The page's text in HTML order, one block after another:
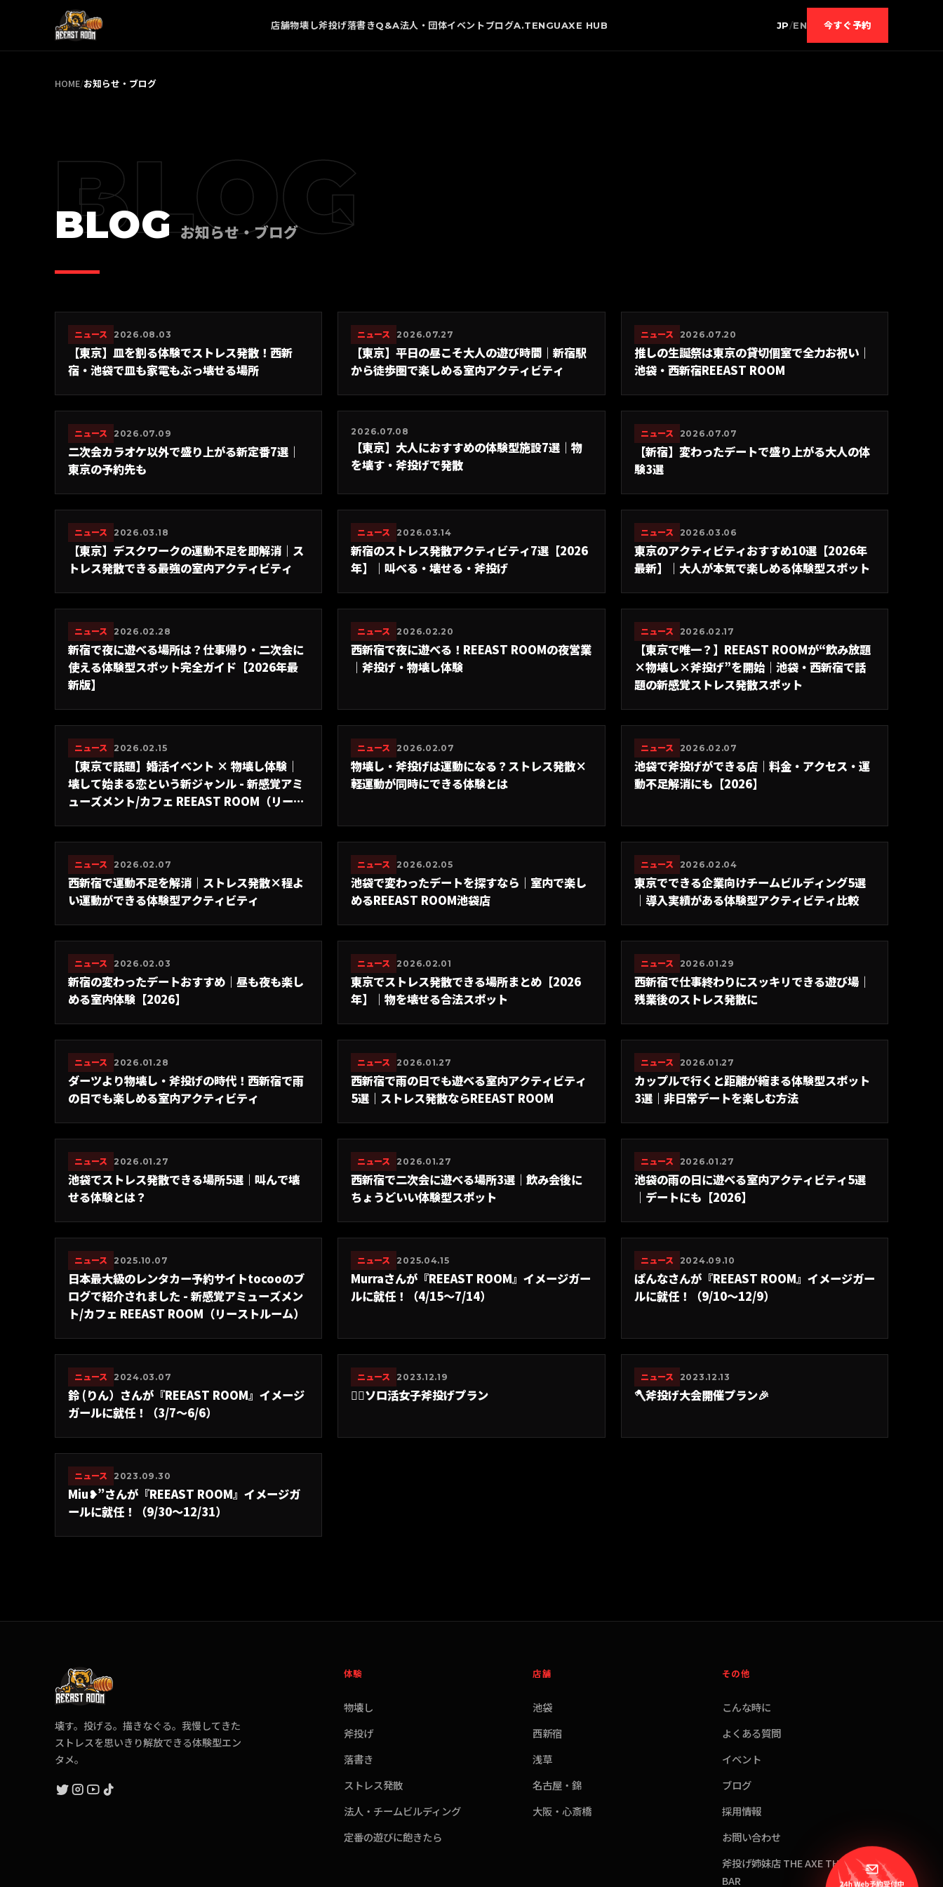
店舗物壊し斧投げ落書きQ&A法人・団体イベントブログA.TENGUAXE HUB JP/EN 今すぐ予約
HOME/お知らせ・ブログ
BLOG
BLOG お知らせ・ブログ
ニュース 2026.08.03
【東京】皿を割る体験でストレス発散！西新
宿・池袋で皿も家電もぶっ壊せる場所
ニュース 2026.07.27
【東京】平日の昼こそ大人の遊び時間｜新宿駅
から徒歩圏で楽しめる室内アクティビティ
ニュース 2026.07.20
推しの生誕祭は東京の貸切個室で全力お祝い｜
池袋・西新宿REEAST ROOM
ニュース 2026.07.09
二次会カラオケ以外で盛り上がる新定番7選｜
東京の予約先も
2026.07.08
【東京】大人におすすめの体験型施設7選｜物
を壊す・斧投げで発散
ニュース 2026.07.07
【新宿】変わったデートで盛り上がる大人の体
験3選
ニュース 2026.03.18
【東京】デスクワークの運動不足を即解消｜ス
トレス発散できる最強の室内アクティビティ
ニュース 2026.03.14
新宿のストレス発散アクティビティ7選【2026
年】｜叫べる・壊せる・斧投げ
ニュース 2026.03.06
東京のアクティビティおすすめ10選【2026年
最新】｜大人が本気で楽しめる体験型スポット
ニュース 2026.02.28
新宿で夜に遊べる場所は？仕事帰り・二次会に
使える体験型スポット完全ガイド【2026年最
新版】
ニュース 2026.02.20
西新宿で夜に遊べる！REEAST ROOMの夜営業
｜斧投げ・物壊し体験
ニュース 2026.02.17
【東京で唯一？】REEAST ROOMが“飲み放題
×物壊し×斧投げ”を開始｜池袋・西新宿で話
題の新感覚ストレス発散スポット
ニュース 2026.02.15
【東京で話題】婚活イベント × 物壊し体験｜
壊して始まる恋という新ジャンル - 新感覚アミ
ューズメント/カフェ REEAST ROOM（リース
ニュース 2026.02.07
物壊し・斧投げは運動になる？ストレス発散×
軽運動が同時にできる体験とは
ニュース 2026.02.07
池袋で斧投げができる店｜料金・アクセス・運
動不足解消にも【2026】
ニュース 2026.02.07
西新宿で運動不足を解消｜ストレス発散×程よ
い運動ができる体験型アクティビティ
ニュース 2026.02.05
池袋で変わったデートを探すなら｜室内で楽し
めるREEAST ROOM池袋店
ニュース 2026.02.04
東京でできる企業向けチームビルディング5選
｜導入実績がある体験型アクティビティ比較
ニュース 2026.02.03
新宿の変わったデートおすすめ｜昼も夜も楽し
める室内体験【2026】
ニュース 2026.02.01
東京でストレス発散できる場所まとめ【2026
年】｜物を壊せる合法スポット
ニュース 2026.01.29
西新宿で仕事終わりにスッキリできる遊び場｜
残業後のストレス発散に
ニュース 2026.01.28
ダーツより物壊し・斧投げの時代！西新宿で雨
の日でも楽しめる室内アクティビティ
ニュース 2026.01.27
西新宿で雨の日でも遊べる室内アクティビティ
5選｜ストレス発散ならREEAST ROOM
ニュース 2026.01.27
カップルで行くと距離が縮まる体験型スポット
3選｜非日常デートを楽しむ方法
ニュース 2026.01.27
池袋でストレス発散できる場所5選｜叫んで壊
せる体験とは？
ニュース 2026.01.27
西新宿で二次会に遊べる場所3選｜飲み会後に
ちょうどいい体験型スポット
ニュース 2026.01.27
池袋の雨の日に遊べる室内アクティビティ5選
｜デートにも【2026】
ニュース 2025.10.07
日本最大級のレンタカー予約サイトtocooのブ
ログで紹介されました - 新感覚アミューズメン
ト/カフェ REEAST ROOM（リーストルーム）
ニュース 2025.04.15
Murraさんが『REEAST ROOM』イメージガー
ルに就任！（4/15〜7/14）
ニュース 2024.09.10
ぱんなさんが『REEAST ROOM』イメージガー
ルに就任！（9/10〜12/9）
ニュース 2024.03.07
鈴 (りん）さんが『REEAST ROOM』イメージ
ガールに就任！（3/7〜6/6）
ニュース 2023.12.19
🙍‍♀️ソロ活女子斧投げプラン
ニュース 2023.12.13
🪓斧投げ大会開催プラン🎉
ニュース 2023.09.30
Miu❥”さんが『REEAST ROOM』イメージガ
ールに就任！（9/30〜12/31）
壊す。投げる。描きなぐる。我慢してきた
ストレスを思いきり解放できる体験型エン
タメ。
体験
物壊し
斧投げ
落書き
ストレス発散
法人・チームビルディング
定番の遊びに飽きたら
店舗
池袋
西新宿
浅草
名古屋・錦
大阪・心斎橋
その他
こんな時に
よくある質問
イベント
ブログ
採用情報
お問い合わせ
斧投げ姉妹店 THE AXE THROWING
BAR